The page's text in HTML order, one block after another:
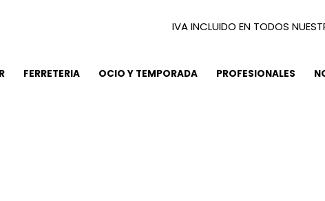
IVA INCLUIDO EN TODOS
FERRETERIA OCIO Y TEMPORADA PROFESIONALES